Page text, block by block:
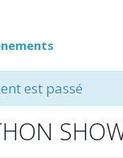
est passé